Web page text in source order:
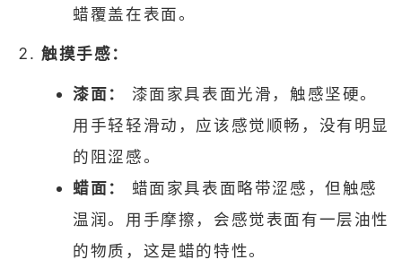
蜡覆盖在表面。
触摸手感：
漆面：
漆面家具表面光滑，触感坚硬。
用手轻轻滑动，应该感觉顺畅，没有明显
的阻涩感。
蜡面：
蜡面家具表面略带涩感，但触感
温润。用手摩擦，会感觉表面有一层油性
的物质，这是蜡的特性。